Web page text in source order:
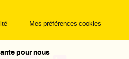
Mes préférences cookies
pour nous